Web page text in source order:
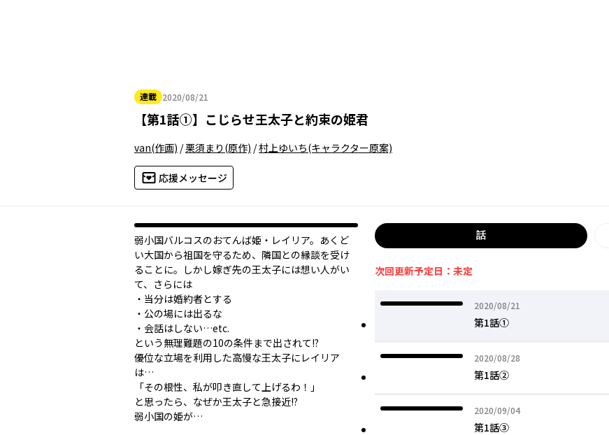
連載 2020/08/21
2020年08月21日
【第1話①】 こじらせ王太子と約束の姫君
van(作画) /栗須まり (原作) /村上ゆいち(キャラクター原案)
応援メッセージ
弱小国バルコスのおてんば姫・レイリア。あくど
い大国から祖国を守るため、隣国との縁談を受け
ることに。しかし嫁ぎ先の王太子には想い人がい
て、さらには
・当分は婚約者とする
・公の場には出るな
・会話はしない…etc.
という無理難題の10の条件まで出されて!?
優位な立場を利用した高慢な王太子にレイリア
は…
「その根性、私が叩き直して上げるわ！」
と思ったら、なぜか王太子と急接近――!?
弱小国の姫が…
話
次回更新予定日：未定
2020/08/21
2020年08月21日
第1話①
2020/08/28
2020年08月28日
第1話②
2020/09/04
2020年09月04日
第1話③